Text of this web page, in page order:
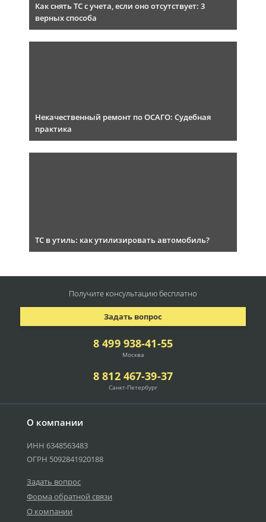
Как снять ТС с учета, если оно отсутствует: 3
верных способа
Некачественный ремонт по ОСАГО: Судебная
практика
ТС в утиль: как утилизировать автомобиль?
О компании
ИНН 6348563483
ОГРН 5092841920188
Задать вопрос
Форма обратной связи
О компании
8 499 938-41-55
Москва
8 812 467-39-37
Санкт-Петербург
Задать вопрос
Получите консультациюбесплатно